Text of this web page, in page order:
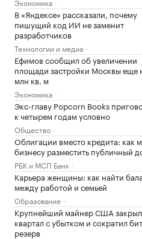
В «Яндексе» рассказали, почему
пишущий код ИИ не заменит
разработчиков
Технологии и медиа
Ефимов сообщил об увеличении
площади застройки Москвы еще
млн кв. м
Экономика
Экс-главу Popcorn Books
к четырем годам условно
Общество
Облигации вместо кредита: как
бизнесу разместить публичный
РБК и МСП Банк
Карьера женщины: как найти
между работой и семьей
Образование
Крупнейший майнер США закрыл
квартал с убытком и сократил
резерв